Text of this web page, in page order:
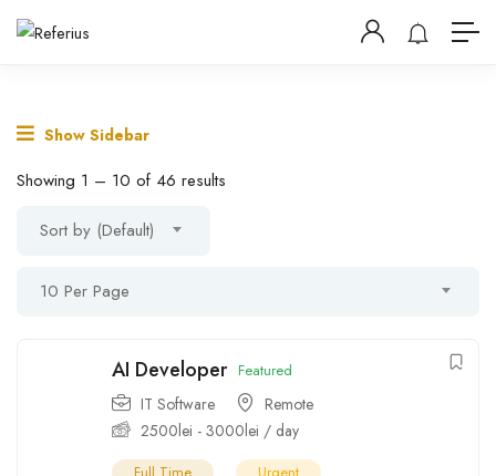
Show Sidebar
Showing 1 – 10 of 46 results
Sort by (Default)
10 Per Page
AI Developer Featured
IT Software
Remote
2500lei - 3000lei / day
Full Time Urgent